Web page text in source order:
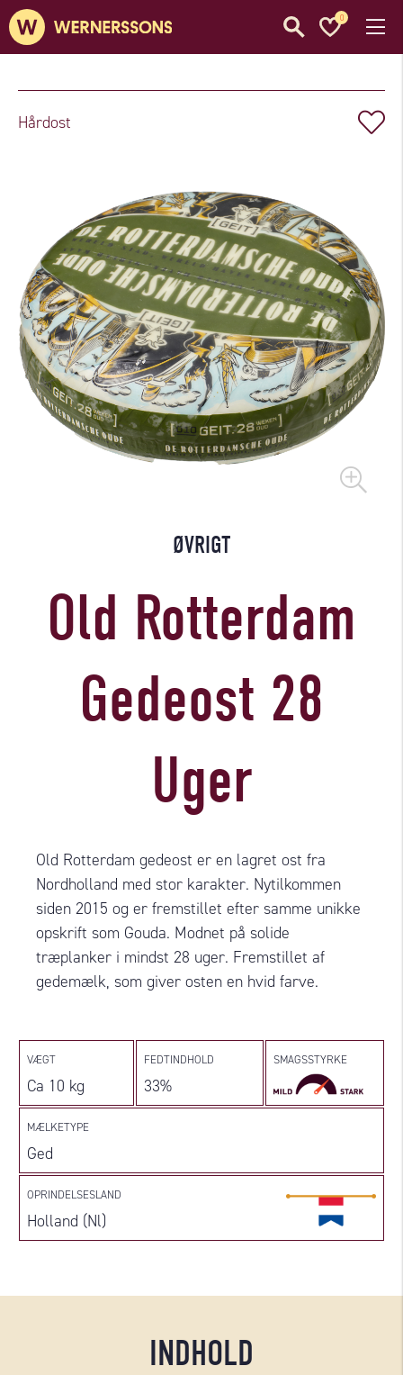
0
Hårdost
ØVRIGT
Old Rotterdam
Gedeost 28
Uger
Old Rotterdam gedeost er en lagret ost fra
Nordholland med stor karakter. Nytilkommen
siden 2015 og er fremstillet efter samme unikke
opskrift som Gouda. Modnet på solide
træplanker i mindst 28 uger. Fremstillet af
gedemælk, som giver osten en hvid farve.
VÆGT
Ca 10 kg
FEDTINDHOLD
33%
SMAGSSTYRKE
MÆLKETYPE
Ged
OPRINDELSESLAND
Holland (Nl)
INDHOLD